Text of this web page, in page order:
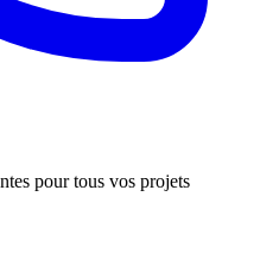
pour tous vos projets